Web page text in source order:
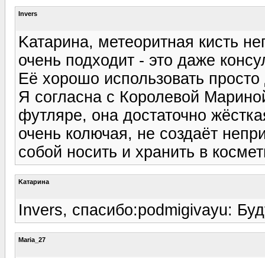
Invers
Kатарина, метеоритная кисть
очень подходит - это даже
Её хорошо использовать
Я согласна с Королевой
футляре, она достаточно
очень колючая, не создаёт
собой носить и хранить в
Kатарина
Invers, спасибо:podmigivayu:
Maria_27